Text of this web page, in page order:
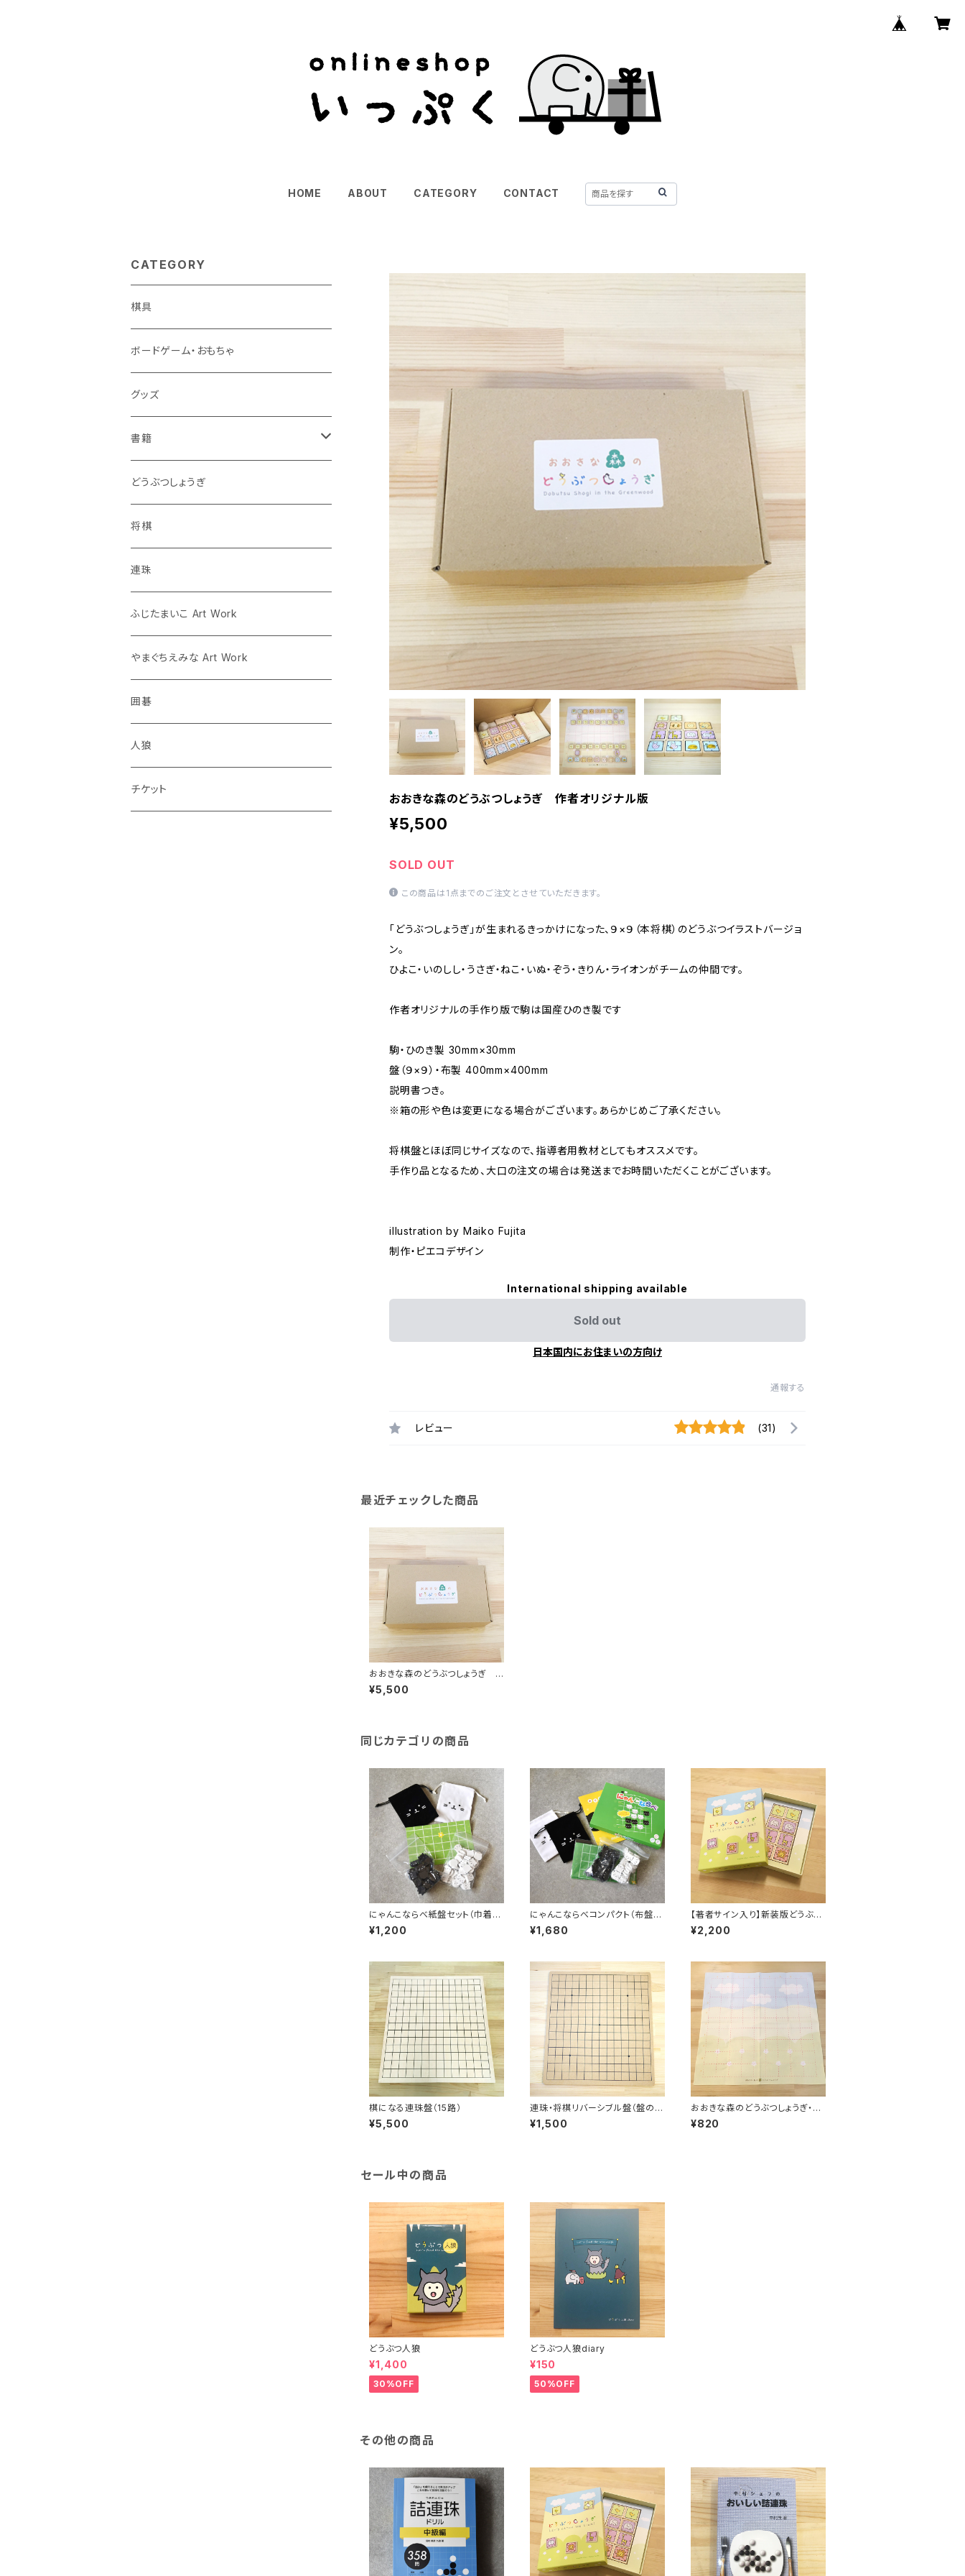
HOME ABOUT CATEGORY CONTACT
おおきな森のどうぶつしょうぎ 作者オリジナル版
¥5,500
SOLD OUT
この商品は1点までのご注文とさせていただきます。
「どうぶつしょうぎ」が生まれるきっかけになった、９×９（本将棋）のどうぶつイラストバージョ
ン。
ひよこ・いのしし・うさぎ・ねこ・いぬ・ぞう・きりん・ライオンがチームの仲間です。
作者オリジナルの手作り版で駒は国産ひのき製です
駒・ひのき製 30mm×30mm
盤（９×９）・布製 400mm×400mm
説明書つき。
※箱の形や色は変更になる場合がございます。あらかじめご了承ください。
将棋盤とほぼ同じサイズなので、指導者用教材としてもオススメです。
手作り品となるため、大口の注文の場合は発送までお時間いただくことがございます。
illustration by Maiko Fujita
制作・ピエコデザイン
International shipping available
Sold out
日本国内にお住まいの方向け
通報する
レビュー (31)
最近チェックした商品
おおきな森のどうぶつしょうぎ
作者オリジナル版
¥5,500
同じカテゴリの商品
にゃんこならべ紙盤セット（巾着つ
き・箱なし）
¥1,200
にゃんこならべコンパクト（布盤・
巾着セット 箱入り）
¥1,680
【著者サイン入り】新装版どうぶつ
しょうぎ
¥2,200
棋になる連珠盤（15路）
¥5,500
連珠・将棋リバーシブル盤（盤の
み）
¥1,500
おおきな森のどうぶつしょうぎ・布
盤単品
¥820
セール中の商品
どうぶつ人狼
¥1,400
30%OFF
どうぶつ人狼diary
¥150
50%OFF
その他の商品
CATEGORY
棋具
ボードゲーム・おもちゃ
グッズ
書籍
連珠
ツイクスト
将棋
囲碁
人狼
どうぶつしょうぎ
将棋
連珠
ふじたまいこ Art Work
やまぐちえみな Art Work
囲碁
人狼
チケット